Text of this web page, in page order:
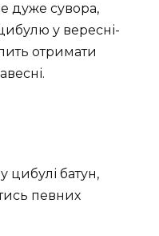
дуже сувора,
у вересні-
отримати
цибулі батун,
певних